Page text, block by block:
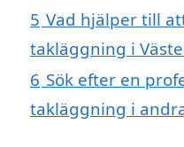
5 Vad hjälper till
takläggning i
6 Sök efter en
takläggning i